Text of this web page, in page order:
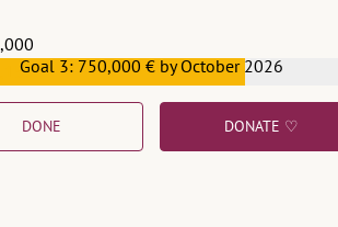
leisten müssen und damit
ihren Grundrechten beschränkt
künftig die Bundesregierung durch
bestimmen können. Dies
der Gesetzesentwurf vor, den die
Goal 3: 750,000 € by October 2026
DONE DONATE ♡